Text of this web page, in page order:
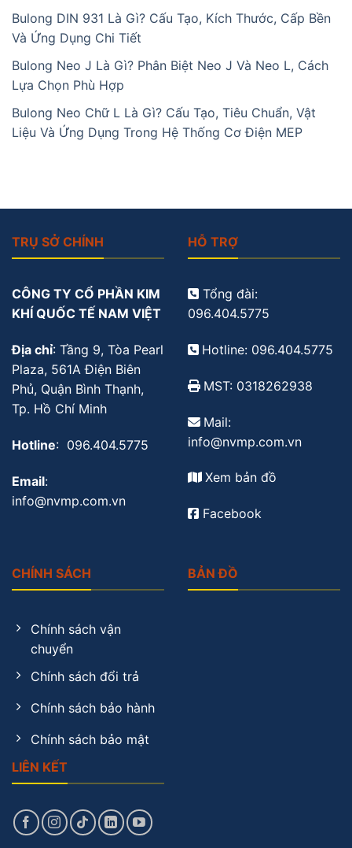
Bulong DIN 931 Là Gì? Cấu Tạo, Kích Thước, Cấp Bền
Và Ứng Dụng Chi Tiết
Bulong Neo J Là Gì? Phân Biệt Neo J Và Neo L, Cách
Lựa Chọn Phù Hợp
Bulong Neo Chữ L Là Gì? Cấu Tạo, Tiêu Chuẩn, Vật
Liệu Và Ứng Dụng Trong Hệ Thống Cơ Điện MEP
TRỤ SỞ CHÍNH
CÔNG TY CỔ PHẦN KIM
KHÍ QUỐC TẾ NAM VIỆT
Địa chỉ: Tầng 9, Tòa Pearl
Plaza, 561A Điện Biên
Phủ, Quận Bình Thạnh,
Tp. Hồ Chí Minh
Hotline: 096.404.5775
Email:
info@nvmp.com.vn
HỖ TRỢ
Tổng đài:
096.404.5775
Hotline: 096.404.5775
MST: 0318262938
Mail:
info@nvmp.com.vn
Xem bản đồ
Facebook
CHÍNH SÁCH
Chính sách vận
chuyển
Chính sách đổi trả
Chính sách bảo hành
Chính sách bảo mật
LIÊN KẾT
BẢN ĐỒ